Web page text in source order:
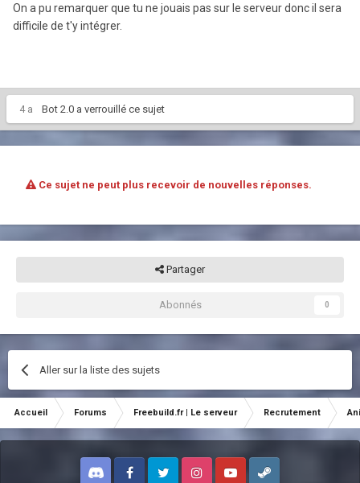
On a pu remarquer que tu ne jouais pas sur le serveur donc il sera
difficile de t'y intégrer.
4 a Bot 2.0 a verrouillé ce sujet
Ce sujet ne peut plus recevoir de nouvelles réponses.
Partager
Abonnés 0
Aller sur la liste des sujets
Accueil Forums Freebuild.fr | Le serveur Recrutement